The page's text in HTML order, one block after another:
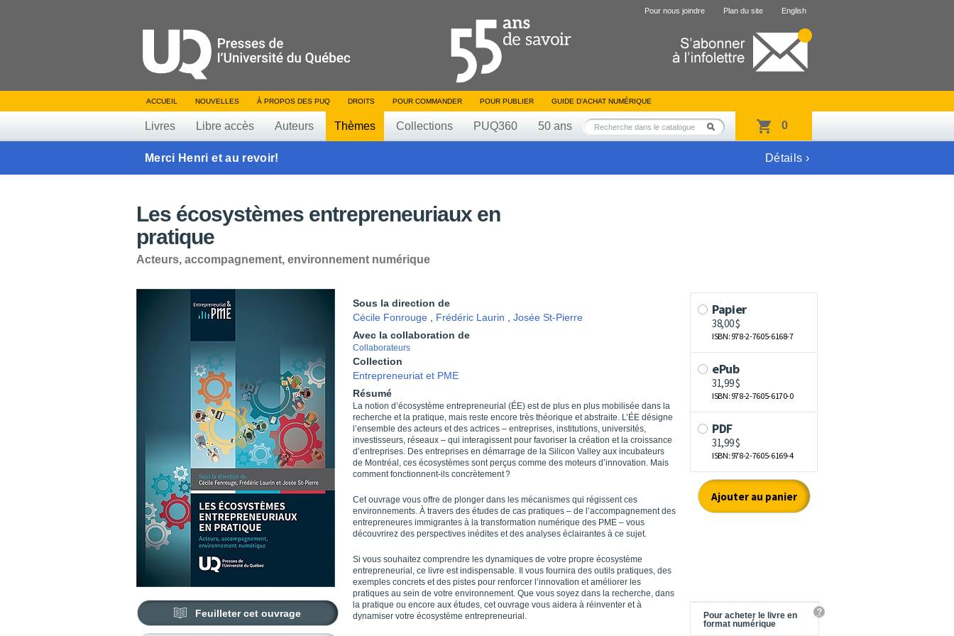
Pour nous joindre Plan du site English
ACCUEIL NOUVELLES À PROPOS DES PUQ DROITS POUR COMMANDER POUR PUBLIER GUIDE D’ACHAT NUMÉRIQUE
Livres Libre accès Auteurs Thèmes Collections PUQ360 50 ans 0
Merci Henri et au revoir! Détails ›
Les écosystèmes entrepreneuriaux en
pratique
Acteurs, accompagnement, environnement numérique
Feuilleter cet ouvrage
Sous la direction de
Cécile Fonrouge
Frédéric Laurin
Josée St-Pierre
Avec la collaboration de
Collaborateurs
Collection
Entrepreneuriat et PME
Résumé
La notion d’écosystème entrepreneurial (ÉE) est de plus en plus mobilisée dans la
recherche et la pratique, mais reste encore très théorique et abstraite. L’ÉE désigne
l’ensemble des acteurs et des actrices – entreprises, institutions, universités,
investisseurs, réseaux – qui interagissent pour favoriser la création et la croissance
d’entreprises. Des entreprises en démarrage de la Silicon Valley aux incubateurs
de Montréal, ces écosystèmes sont perçus comme des moteurs d’innovation. Mais
comment fonctionnent-ils concrètement ?
Cet ouvrage vous offre de plonger dans les mécanismes qui régissent ces
environnements. À travers des études de cas pratiques – de l’accompagnement des
entrepreneures immigrantes à la transformation numérique des PME – vous
découvrirez des perspectives inédites et des analyses éclairantes à ce sujet.
Si vous souhaitez comprendre les dynamiques de votre propre écosystème
entrepreneurial, ce livre est indispensable. Il vous fournira des outils pratiques, des
exemples concrets et des pistes pour renforcer l’innovation et améliorer les
pratiques au sein de votre environnement. Que vous soyez dans la recherche, dans
la pratique ou encore aux études, cet ouvrage vous aidera à réinventer et à
dynamiser votre écosystème entrepreneurial.
Pour acheter le livre en
format numérique
?